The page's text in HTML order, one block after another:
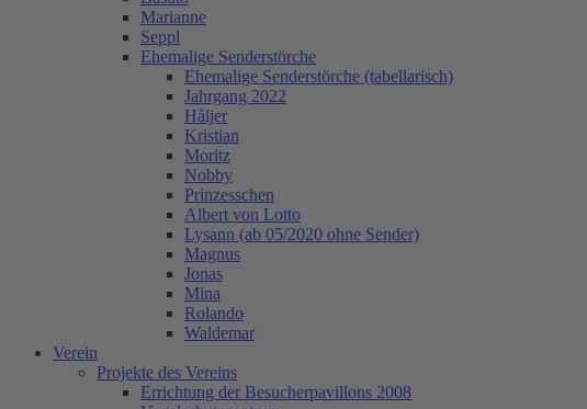
Marianne
Seppl
Ehemalige Senderstörche
Ehemalige Senderstörche (tabellarisch)
Jahrgang 2022
Håljer
Kristian
Moritz
Nobby
Prinzesschen
Albert von Lotto
Lysann (ab 05/2020 ohne Sender)
Magnus
Jonas
Mina
Rolando
Waldemar
Verein
Projekte des Vereins
Errichtung der Besucherpavillons 2008